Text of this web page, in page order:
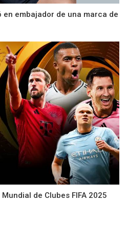
embajador de una marca de
de Clubes FIFA 2025